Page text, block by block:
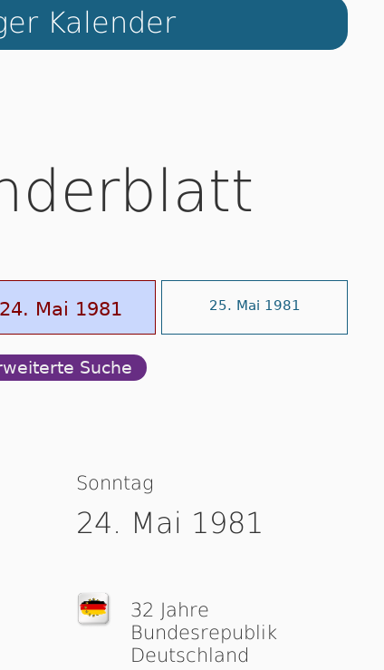
Kalender
24. Mai 1981 25. Mai 1981
Suche
Sonntag
24. Mai 1981
32 Jahre
Bundesrepublik
Deutschland